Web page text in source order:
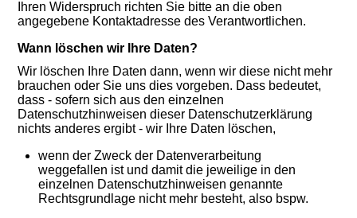
Ihren Widerspruch richten Sie bitte an die oben
angegebene Kontaktadresse des Verantwortlichen.
Wann löschen wir Ihre Daten?
Wir löschen Ihre Daten dann, wenn wir diese nicht mehr
brauchen oder Sie uns dies vorgeben. Dass bedeutet,
dass - sofern sich aus den einzelnen
Datenschutzhinweisen dieser Datenschutzerklärung
nichts anderes ergibt - wir Ihre Daten löschen,
wenn der Zweck der Datenverarbeitung
weggefallen ist und damit die jeweilige in den
einzelnen Datenschutzhinweisen genannte
Rechtsgrundlage nicht mehr besteht, also bspw.